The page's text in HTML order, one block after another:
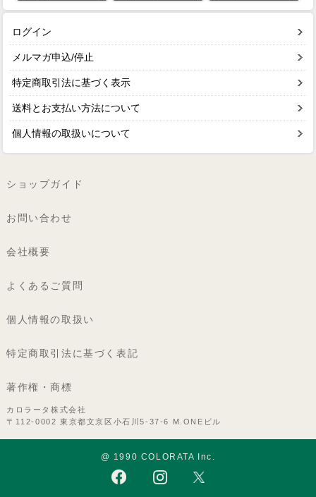
ログイン
メルマガ申込/停止
特定商取引法に基づく表示
送料とお支払い方法について
個人情報の取扱いについて
ショップガイド
お問い合わせ
会社概要
よくあるご質問
個人情報の取扱い
特定商取引法に基づく表記
著作権・商標
カロラータ株式会社
〒112-0002 東京都文京区小石川5-37-6 M.ONEビル
@ 1990 COLORATA Inc.